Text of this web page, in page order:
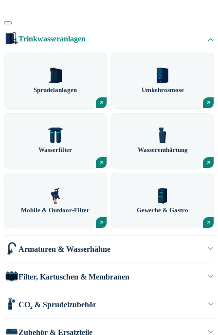
Trinkwasseranlagen
Sprudelanlagen Umkehrosmose
Wasserfilter Wasserenthärtung
Mobile & Outdoor-Filter Gewerbe & Gastro
Armaturen & Wasserhähne
Filter, Kartuschen & Membranen
CO₂ & Sprudelzubehör
Zubehör & Ersatzteile